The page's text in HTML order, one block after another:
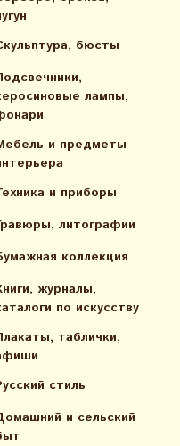
бюсты
лампы,
и предметы
и приборы
литографии
коллекция
журналы,
по искусcтву
таблички,
стиль
и сельский